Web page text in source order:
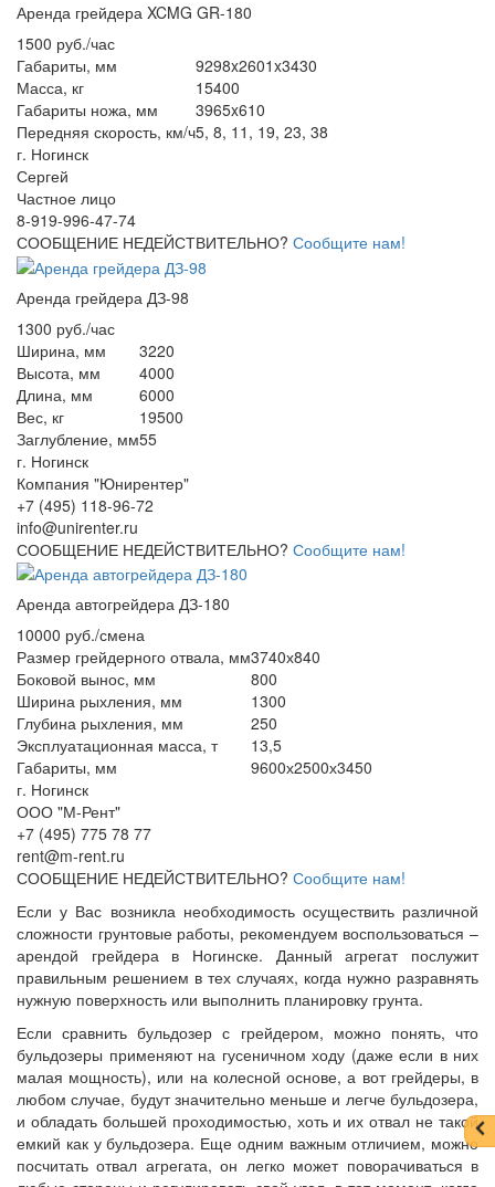
Аренда грейдера XCMG GR-180
1500 руб./час
Габариты, мм
9298x2601x3430
Масса, кг
15400
Габариты ножа, мм
3965x610
Передняя скорость, км/ч5, 8, 11, 19, 23, 38
г. Ногинск
Сергей
Частное лицо
8-919-996-47-74
СООБЩЕНИЕ НЕДЕЙСТВИТЕЛЬНО? Сообщите нам!
Аренда грейдера ДЗ-98
1300 руб./час
Ширина, мм
3220
Высота, мм
4000
Длина, мм
6000
Вес, кг
19500
Заглубление, мм55
г. Ногинск
Компания "Юнирентер"
+7 (495) 118-96-72
info@unirenter.ru
СООБЩЕНИЕ НЕДЕЙСТВИТЕЛЬНО? Сообщите нам!
Аренда автогрейдера ДЗ-180
10000 руб./смена
Размер грейдерного отвала, мм3740х840
Боковой вынос, мм
800
Ширина рыхления, мм
1300
Глубина рыхления, мм
250
Эксплуатационная масса, т
13,5
Габариты, мм
9600х2500х3450
г. Ногинск
ООО "М-Рент"
+7 (495) 775 78 77
rent@m-rent.ru
СООБЩЕНИЕ НЕДЕЙСТВИТЕЛЬНО? Сообщите нам!
Если у Вас возникла необходимость осуществить различной
сложности грунтовые работы, рекомендуем воспользоваться –
арендой грейдера в Ногинске. Данный агрегат послужит
правильным решением в тех случаях, когда нужно разравнять
нужную поверхность или выполнить планировку грунта.
Если сравнить бульдозер с грейдером, можно понять, что
бульдозеры применяют на гусеничном ходу (даже если в них
малая мощность), или на колесной основе, а вот грейдеры, в
любом случае, будут значительно меньше и легче бульдозера,
и обладать большей проходимостью, хоть и их отвал не такой
емкий как у бульдозера. Еще одним важным отличием, можно
посчитать отвал агрегата, он легко может поворачиваться в